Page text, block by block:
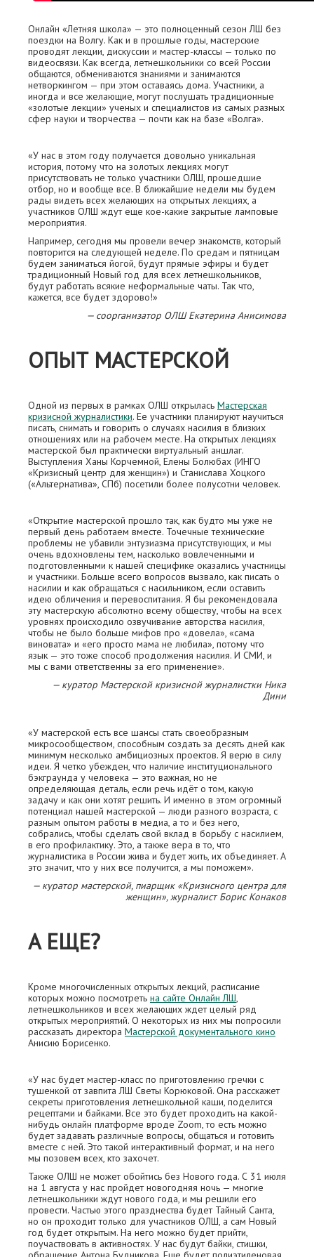
Онлайн «Летняя школа» — это полноценный сезон ЛШ без
поездки на Волгу. Как и в прошлые годы, мастерские
проводят лекции, дискуссии и мастер-классы — только по
видеосвязи. Как всегда, летнешкольники со всей России
общаются, обмениваются знаниями и занимаются
нетворкингом — при этом оставаясь дома. Участники, а
иногда и все желающие, могут послушать традиционные
«золотые лекции» ученых и специалистов из самых разных
сфер науки и творчества — почти как на базе «Волга».
«У нас в этом году получается довольно уникальная
история, потому что на золотых лекциях могут
присутствовать не только участники ОЛШ, прошедшие
отбор, но и вообще все. В ближайшие недели мы будем
рады видеть всех желающих на открытых лекциях, а
участников ОЛШ ждут еще кое-какие закрытые ламповые
мероприятия.
Например, сегодня мы провели вечер знакомств, который
повторится на следующей неделе. По средам и пятницам
будем заниматься йогой, будут прямые эфиры и будет
традиционный Новый год для всех летнешкольников,
будут работать всякие неформальные чаты. Так что,
кажется, все будет здорово!»
— соорганизатор ОЛШ Екатерина Анисимова
ОПЫТ МАСТЕРСКОЙ
Одной из первых в рамках ОЛШ открылась Мастерская
кризисной журналистики. Ее участники планируют научиться
писать, снимать и говорить о случаях насилия в близких
отношениях или на рабочем месте. На открытых лекциях
мастерской был практически виртуальный аншлаг.
Выступления Ханы Корчемной, Елены Болюбах (ИНГО
«Кризисный центр для женщин») и Станислава Хоцкого
(«Альтернатива», СПб) посетили более полусотни человек.
«Открытие мастерской прошло так, как будто мы уже не
первый день работаем вместе. Точечные технические
проблемы не убавили энтузиазма присутствующих, и мы
очень вдохновлены тем, насколько вовлеченными и
подготовленными к нашей специфике оказались участницы
и участники. Больше всего вопросов вызвало, как писать о
насилии и как обращаться с насильником, если оставить
идею обличения и перевоспитания. Я бы рекомендовала
эту мастерскую абсолютно всему обществу, чтобы на всех
уровнях происходило озвучивание авторства насилия,
чтобы не было больше мифов про «довела», «сама
виновата» и «его просто мама не любила», потому что
язык — это тоже способ продолжения насилия. И СМИ, и
мы с вами ответственны за его применение».
— куратор Мастерской кризисной журналистки Ника
Дини
«У мастерской есть все шансы стать своеобразным
микросообществом, способным создать за десять дней как
минимум несколько амбициозных проектов. Я верю в силу
идеи. Я четко убежден, что наличие институционального
бэкграунда у человека — это важная, но не
определяющая деталь, если речь идёт о том, какую
задачу и как они хотят решить. И именно в этом огромный
потенциал нашей мастерской — люди разного возраста, с
разным опытом работы в медиа, а то и без него,
собрались, чтобы сделать свой вклад в борьбу с насилием,
в его профилактику. Это, а также вера в то, что
журналистика в России жива и будет жить, их объединяет. А
это значит, что у них все получится, а мы поможем».
— куратор мастерской, пиарщик «Кризисного центра для
женщин», журналист Борис Конаков
А ЕЩЕ?
Кроме многочисленных открытых лекций, расписание
которых можно посмотреть на сайте Онлайн ЛШ,
летнешкольников и всех желающих ждет целый ряд
открытых мероприятий. О некоторых из них мы попросили
рассказать директора Мастерской документального кино
Анисию Борисенко.
«У нас будет мастер-класс по приготовлению гречки с
тушенкой от завпита ЛШ Светы Корюковой. Она расскажет
секреты приготовления летнешкольной каши, поделится
рецептами и байками. Все это будет проходить на какой-
нибудь онлайн платформе вроде Zoom, то есть можно
будет задавать различные вопросы, общаться и готовить
вместе с ней. Это такой интерактивный формат, и на него
мы позовем всех, кто захочет.
Также ОЛШ не может обойтись без Нового года. С 31 июля
на 1 августа у нас пройдет новогодняя ночь — многие
летнешкольники ждут нового года, и мы решили его
провести. Частью этого празднества будет Тайный Санта,
но он проходит только для участников ОЛШ, а сам Новый
год будет открытым. На него можно будет прийти,
поучаствовать в активностях. У нас будут байки, стишки,